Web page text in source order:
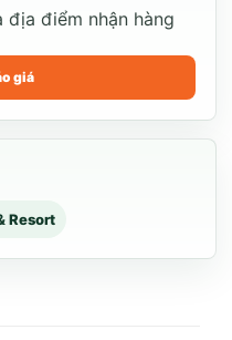
địa điểm nhận hàng
giá
Resort